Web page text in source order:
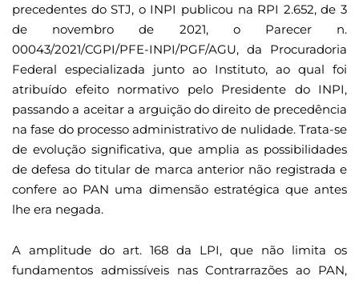
precedentes do STJ, o INPI publicou na RPI 2.652, de 3
de novembro de 2021, o Parecer n.
00043/2021/CGPI/PFE-INPI/PGF/AGU, da Procuradoria
Federal especializada junto ao Instituto, ao qual foi
atribuído efeito normativo pelo Presidente do INPI,
passando a aceitar a arguição do direito de precedência
na fase do processo administrativo de nulidade. Trata-se
de evolução significativa, que amplia as possibilidades
de defesa do titular de marca anterior não registrada e
confere ao PAN uma dimensão estratégica que antes
lhe era negada.
A amplitude do art. 168 da LPI, que não limita os
fundamentos admissíveis nas Contrarrazões ao PAN,